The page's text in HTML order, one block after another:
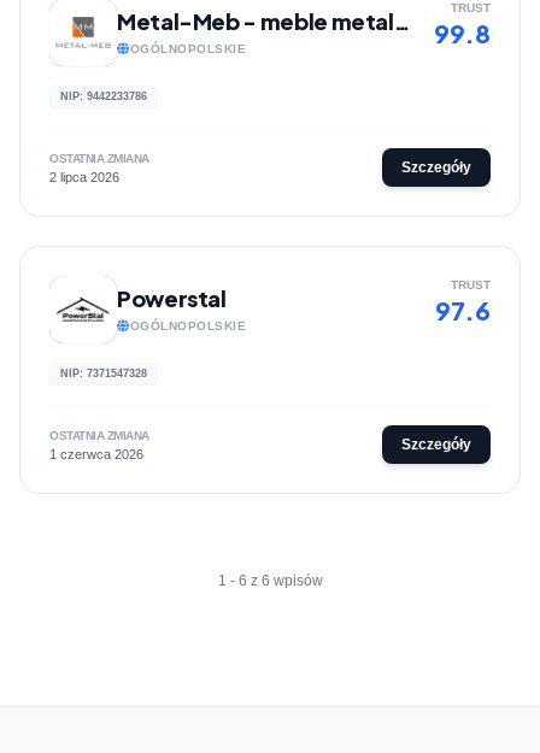
Metal-Meb - meble metalowe
OGÓLNOPOLSKIE
TRUST
99.8
NIP: 9442233786
OSTATNIA ZMIANA
2 lipca 2026
Szczegóły
Powerstal
OGÓLNOPOLSKIE
TRUST
97.6
NIP: 7371547328
OSTATNIA ZMIANA
1 czerwca 2026
Szczegóły
1 - 6 z 6 wpisów